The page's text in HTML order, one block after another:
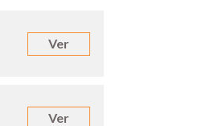
Ver
Ver